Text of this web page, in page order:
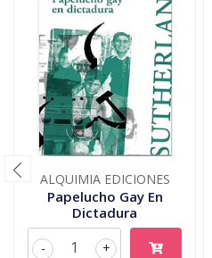
ALQUIMIA EDICIONES
Papelucho Gay En
Dictadura
+
-